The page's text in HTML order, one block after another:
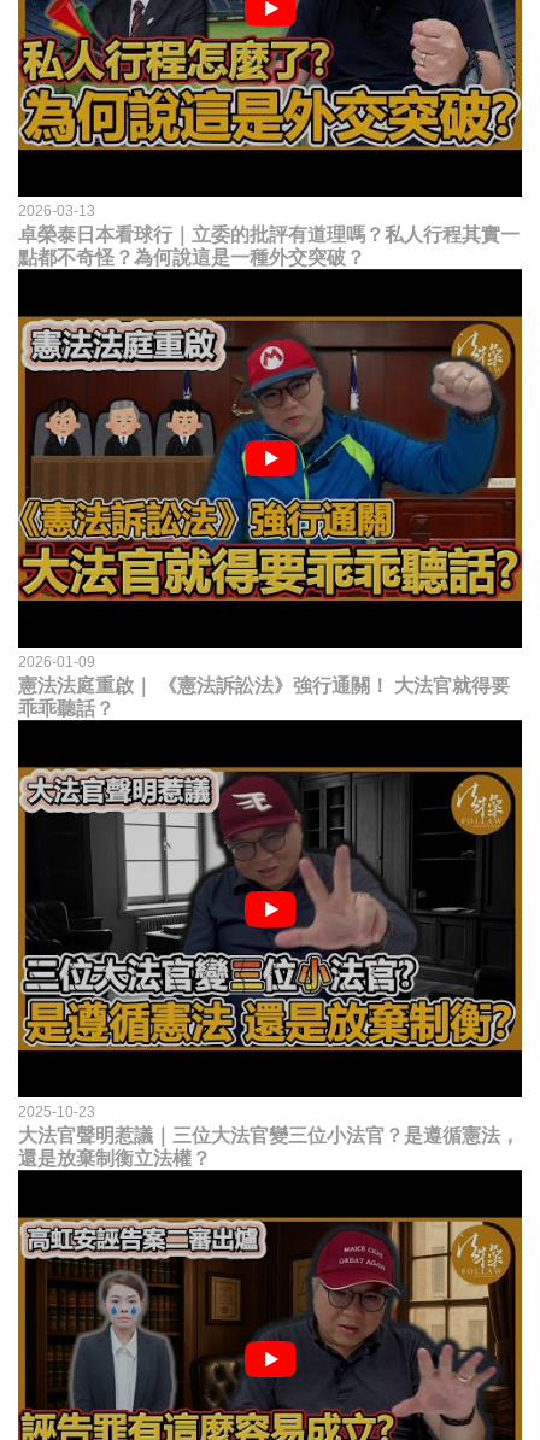
2026-03-13
卓榮泰日本看球行｜立委的批評有道理嗎？私人行程其實一
點都不奇怪？為何說這是一種外交突破？
2026-01-09
憲法法庭重啟｜ 《憲法訴訟法》強行通關！ 大法官就得要
乖乖聽話？
2025-10-23
大法官聲明惹議｜三位大法官變三位小法官？是遵循憲法，
還是放棄制衡立法權？